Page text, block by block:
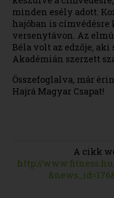
minden esély adott.
hajóban is címvédésre
versenytávon. Az
Béla volt az edzője,
Akadémián szerzett
Összefoglalva, már
Hajrá Magyar Csapat!
A cikk
http://